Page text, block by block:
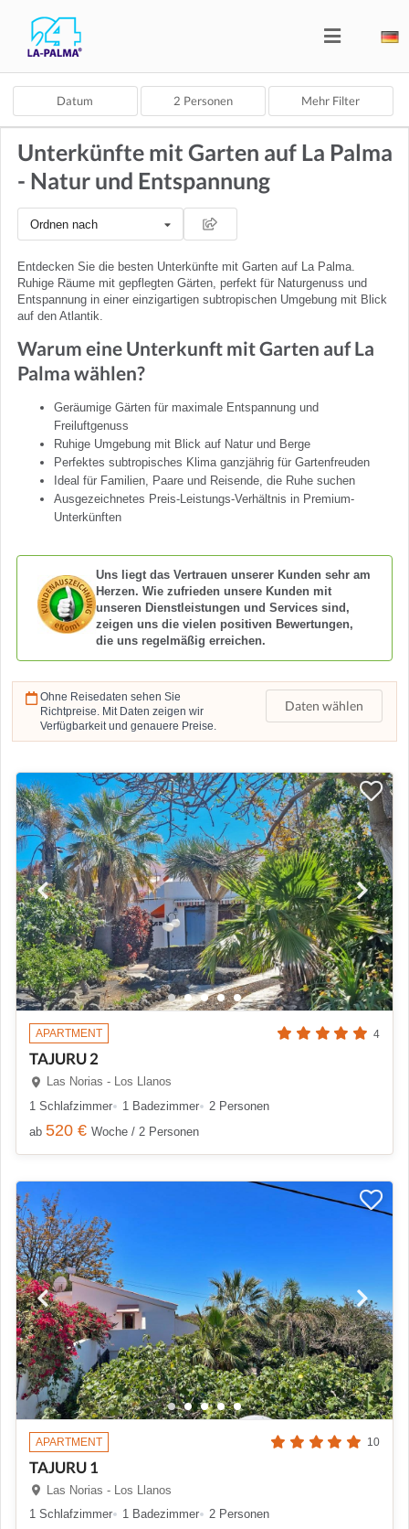
Datum 2 Personen Mehr Filter
Unterkünfte mit Garten auf La Palma
- Natur und Entspannung
Ordnen nach
Entdecken Sie die besten Unterkünfte mit Garten auf La Palma.
Ruhige Räume mit gepflegten Gärten, perfekt für Naturgenuss und
Entspannung in einer einzigartigen subtropischen Umgebung mit Blick
auf den Atlantik.
Warum eine Unterkunft mit Garten auf La
Palma wählen?
Geräumige Gärten für maximale Entspannung und
Freiluftgenuss
Ruhige Umgebung mit Blick auf Natur und Berge
Perfektes subtropisches Klima ganzjährig für Gartenfreuden
Ideal für Familien, Paare und Reisende, die Ruhe suchen
Ausgezeichnetes Preis-Leistungs-Verhältnis in Premium-
Unterkünften
Uns liegt das Vertrauen unserer Kunden sehr am
Herzen. Wie zufrieden unsere Kunden mit
unseren Dienstleistungen und Services sind,
zeigen uns die vielen positiven Bewertungen,
die uns regelmäßig erreichen.
Ohne Reisedaten sehen Sie
Richtpreise. Mit Daten zeigen wir
Verfügbarkeit und genauere Preise.
Daten wählen
APARTMENT 4
TAJURU 2
Las Norias - Los Llanos
1 Schlafzimmer
1 Badezimmer
2 Personen
ab 520 € Woche / 2 Personen
APARTMENT 10
TAJURU 1
Las Norias - Los Llanos
1 Schlafzimmer
1 Badezimmer
2 Personen